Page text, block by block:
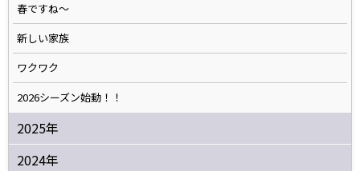
春ですね〜
新しい家族
ワクワク
2026シーズン始動！！
2025年
2024年